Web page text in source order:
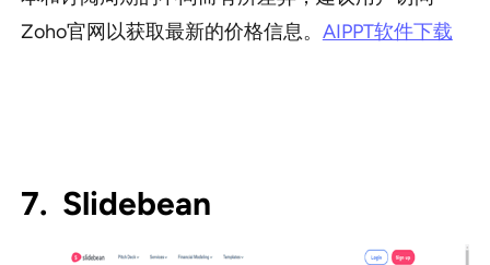
Zoho官网以获取最新的价格信息。 AIPPT软件下载
7. Slidebean